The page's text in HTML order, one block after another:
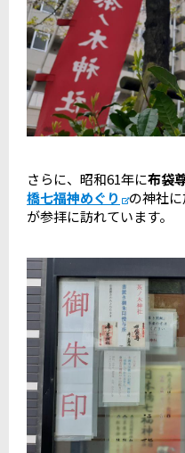
さらに、昭和61年に布袋
橋七福神めぐり
の神社
が参拝に訪れています。